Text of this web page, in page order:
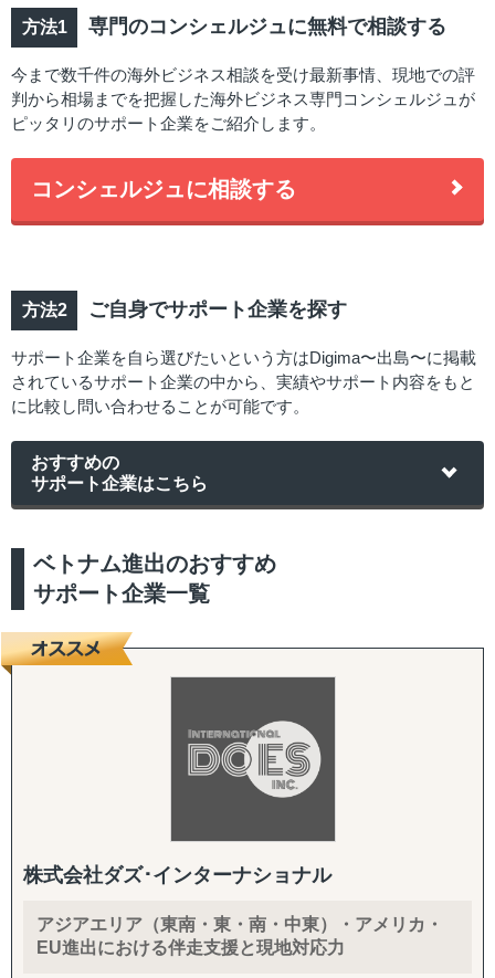
専門のコンシェルジュに無料で相談する
今まで数千件の海外ビジネス相談を受け最新事情、現地での評
判から相場までを把握した海外ビジネス専門コンシェルジュが
ピッタリのサポート企業をご紹介します。
コンシェルジュに相談する
ご自身でサポート企業を探す
サポート企業を自ら選びたいという方はDigima〜出島〜に掲載
されているサポート企業の中から、実績やサポート内容をもと
に比較し問い合わせることが可能です。
おすすめの
サポート企業はこちら
ベトナム進出のおすすめ
サポート企業一覧
株式会社ダズ･インターナショナル
アジアエリア（東南・東・南・中東）・アメリカ・
EU進出における伴走支援と現地対応力